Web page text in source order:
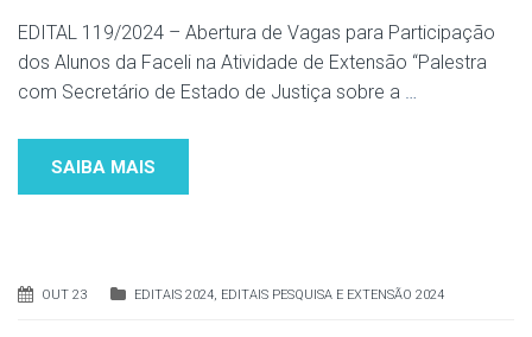
EDITAL 119/2024 – Abertura de Vagas para Participação
dos Alunos da Faceli na Atividade de Extensão “Palestra
com Secretário de Estado de Justiça sobre a …
SAIBA MAIS
OUT 23 EDITAIS 2024, EDITAIS PESQUISA E EXTENSÃO 2024